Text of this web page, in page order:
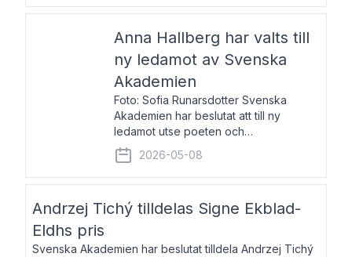
nyinstiftat och syftar till att lyfta fram
Anna Hallberg har valts till
ny ledamot av Svenska
Akademien
Foto: Sofia Runarsdotter Svenska
Akademien har beslutat att till ny
ledamot utse poeten och
litteraturkritikern Anna Hallberg. Hon
efterträder poeten Tua Forsström på
stol 18 och kommer att ta sitt inträde vid
2026-05-08
Andrzej Tichý tilldelas Signe Ekblad-
Eldhs pris
Svenska Akademien har beslutat tilldela Andrzej Tichý